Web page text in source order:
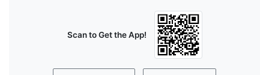
Scan to Get the App!